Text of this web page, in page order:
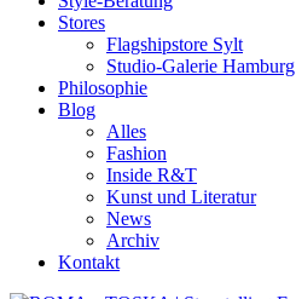
Stores
Flagshipstore Sylt
Studio-Galerie Hamburg
Philosophie
Blog
Alles
Fashion
Inside R&T
Kunst und Literatur
News
Archiv
Kontakt